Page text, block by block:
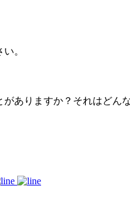
。
ありますか？それはどん